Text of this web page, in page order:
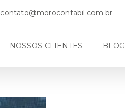
contato@morocontabil.com.br
NOSSOS CLIENTES BLOG